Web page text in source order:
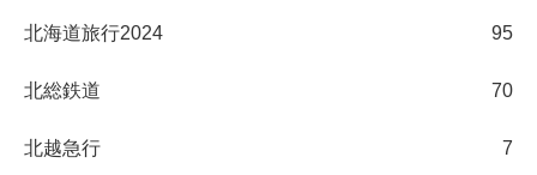
北海道旅行2024 95
北総鉄道 70
北越急行 7